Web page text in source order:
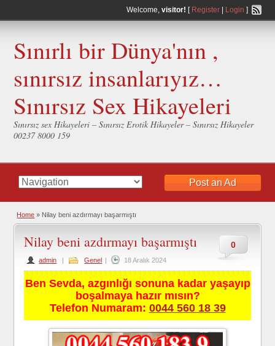
Welcome, visitor! [ Register| Login ]
Sınırlı bir Dünya'nın ,
sınırsız insanlarıyız…
Sınırsız Sex Hikayeleri
Sınırsız sex Hikayeleri – Sınırsız Erotik Hikayeler – Sınırsız Hikayeler
00237 8000 159
Post an Ad
Home » Nilay beni azdırmayı başarmıştı
0
Nilay beni azdırmayı başarmıştı
admin | Genel | 18 Aralık 2024
Ben Sevda, azgınlığı sonuna kadar yaşayıp
boşalmaya hazır mısın?
Telefon Numaram: 0044 560 18 39